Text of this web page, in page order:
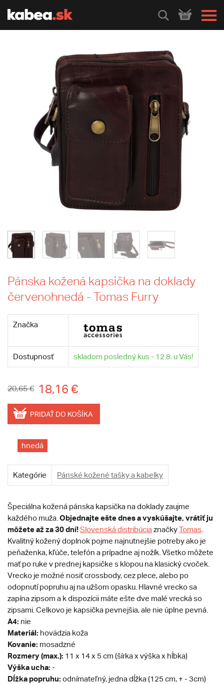
HLEDEJ
Pánska kožená kapsička na doklady
červenohnedá - Tomas Furry
Značka
Dostupnosť skladom posledný kus - 12.8. u Vás!
20,65 € 18,16 €
PRIDAŤ DO KOŠÍKA
hnedá
Kategórie Pánské kožené tašky a kabelky
Špeciálna kožená pánska kapsička na doklady zaujme
každého muža. Objednajte ešte dnes a vyskúšajte, vrátiť ju
môžete až za 30 dní!Slovenská distribúcia značkyTomas
Kvalitný kožený doplnok pojme najnutnejšie potreby ako je
peňaženka, kľúče, telefón a prípadne aj nožík. Všetko môžete
mať po ruke v prednej kapsičke s klopou na klasický cvoček.
Vrecko je možné nosiť crossbody, cez plece, alebo po
odopnutí popruhu aj na užšom opasku. Hlavné vrecko sa
zapína zipsom a k dispozícii máte ešte dve malé vrecká so
zipsami. Celkovo je kapsička pevnejšia, ale nie úplne pevná.
A4: nie
Materiál: hovädzia koža
Kovanie: mosadzné
Rozmery (max.): 11 x 14 x 5 cm (šírka x výška x hĺbka)
Výška ucha: -
Dĺžka popruhu: odnímateľný, jedna dĺžka (125 cm, + - 3cm)